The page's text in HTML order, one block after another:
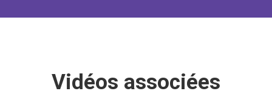
Vidéos associées